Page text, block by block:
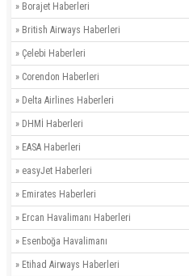
» Borajet Haberleri
» British Airways Haberleri
» Çelebi Haberleri
» Corendon Haberleri
» Delta Airlines Haberleri
» DHMİ Haberleri
» EASA Haberleri
» easyJet Haberleri
» Emirates Haberleri
» Ercan Havalimanı Haberleri
» Esenboğa Havalimanı
» Etihad Airways Haberleri